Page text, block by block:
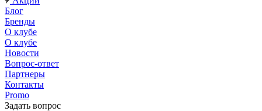
Блог
Бренды
О клубе
О клубе
Новости
Вопрос-ответ
Партнеры
Контакты
Promo
Задать вопрос